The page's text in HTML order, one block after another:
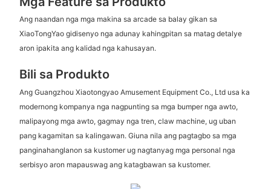
Ang naandan nga mga makina sa arcade sa balay gikan sa
XiaoTongYao gidisenyo nga adunay kahingpitan sa matag detalye
aron ipakita ang kalidad nga kahusayan.
Bili sa Produkto
Ang Guangzhou Xiaotongyao Amusement Equipment Co., Ltd usa ka
modernong kompanya nga nagpunting sa mga bumper nga awto,
malipayong mga awto, gagmay nga tren, claw machine, ug uban
pang kagamitan sa kalingawan. Giuna nila ang pagtagbo sa mga
panginahanglanon sa kustomer ug nagtanyag mga personal nga
serbisyo aron mapauswag ang katagbawan sa kustomer.